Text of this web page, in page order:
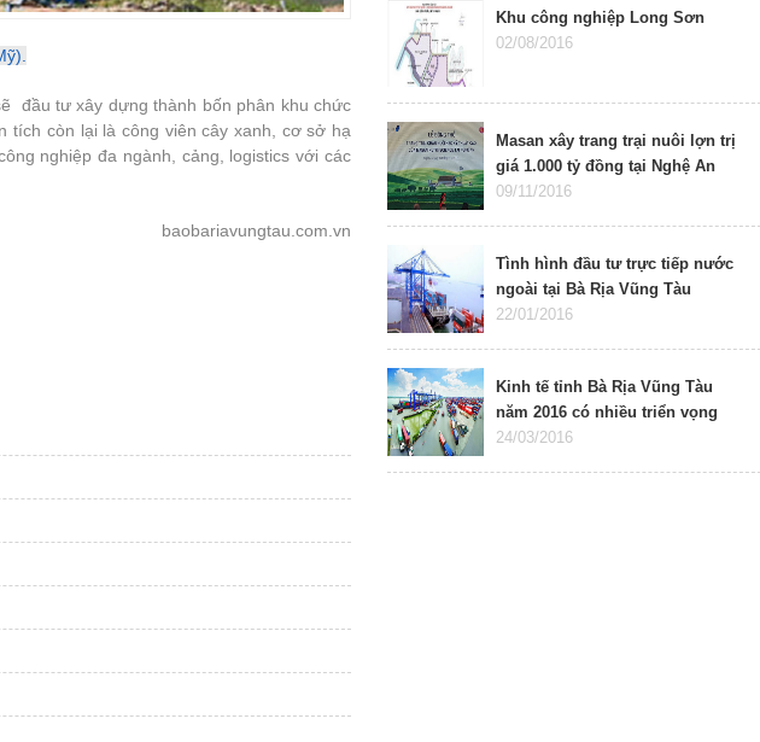
đầu tư xây dựng thành bốn phân khu chức
tích còn lại là công viên cây xanh, cơ sở hạ
nghiệp đa ngành, cảng, logistics với các
baobariavungtau.com.vn
Khu công nghiệp Long Sơn
02/08/2016
Masan xây trang trại nuôi lợn trị
giá 1.000 tỷ đồng tại Nghệ An
09/11/2016
Tình hình đầu tư trực tiếp nước
ngoài tại Bà Rịa Vũng Tàu
22/01/2016
Kinh tế tỉnh Bà Rịa Vũng Tàu
năm 2016 có nhiều triển vọng
24/03/2016